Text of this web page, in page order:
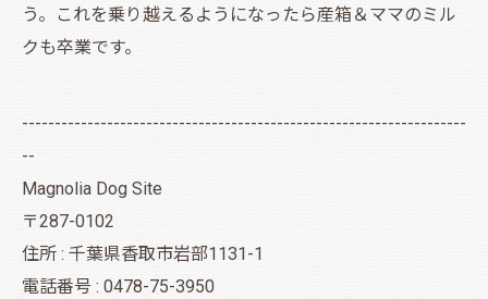
う。これを乗り越えるようになったら産箱＆ママのミル
クも卒業です。
--------------------------------------------------------------------
--
Magnolia Dog Site
〒287-0102
住所 : 千葉県香取市岩部1131-1
電話番号 : 0478-75-3950